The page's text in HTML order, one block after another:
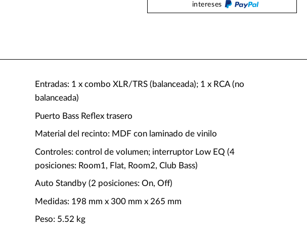
intereses
Entradas: 1 x combo XLR/TRS (balanceada); 1 x RCA (no
balanceada)
Puerto Bass Reflex trasero
Material del recinto: MDF con laminado de vinilo
Controles: control de volumen; interruptor Low EQ (4
posiciones: Room1, Flat, Room2, Club Bass)
Auto Standby (2 posiciones: On, Off)
Medidas: 198 mm x 300 mm x 265 mm
Peso: 5.52 kg